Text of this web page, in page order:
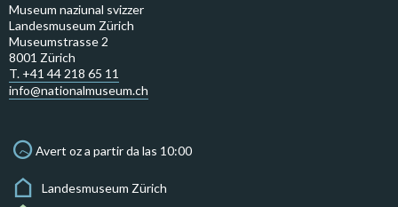
Museum naziunal svizzer
Landesmuseum Zürich
Museumstrasse 2
8001 Zürich
T. +41 44 218 65 11
info@nationalmuseum.ch
Avert oz a partir da las 10:00
Landesmuseum Zürich